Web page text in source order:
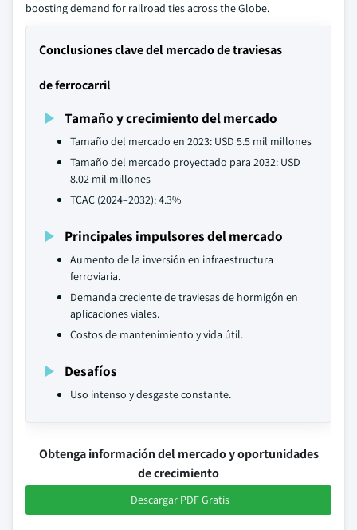
boosting demand for railroad ties across the Globe.
Conclusiones clave del mercado de traviesas
de ferrocarril
Tamaño y crecimiento del mercado
Tamaño del mercado en 2023: USD 5.5 mil millones
Tamaño del mercado proyectado para 2032: USD
8.02 mil millones
TCAC (2024–2032): 4.3%
Principales impulsores del mercado
Aumento de la inversión en infraestructura
ferroviaria.
Demanda creciente de traviesas de hormigón en
aplicaciones viales.
Costos de mantenimiento y vida útil.
Desafíos
Uso intenso y desgaste constante.
Obtenga información del mercado y oportunidades
de crecimiento
Descargar PDF Gratis